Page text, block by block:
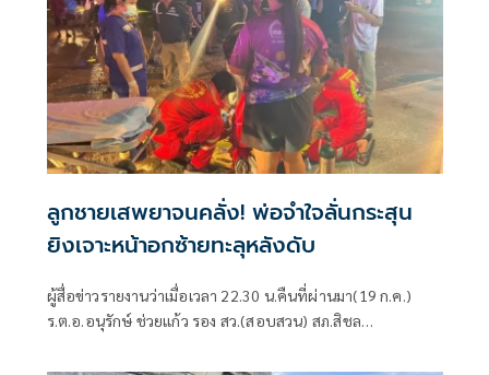
ลูกชายเสพยาจนคลั่ง! พ่อจำใจลั่นกระสุน
ยิงเจาะหน้าอกซ้ายทะลุหลังดับ
ผู้สื่อข่าวรายงานว่าเมื่อเวลา 22.30 น.คืนที่ผ่านมา(19 ก.ค.)
ร.ต.อ.อนุรักษ์ ช่วยแก้ว รอง สว.(สอบสวน) สภ.สิชล